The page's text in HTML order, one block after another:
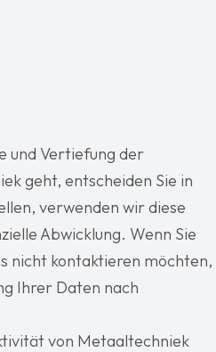
und Vertiefung der
geht, entscheiden Sie in
verwenden wir diese
Abwicklung. Wenn Sie
nicht kontaktieren möchten,
Ihrer Daten nach
von Metaaltechniek